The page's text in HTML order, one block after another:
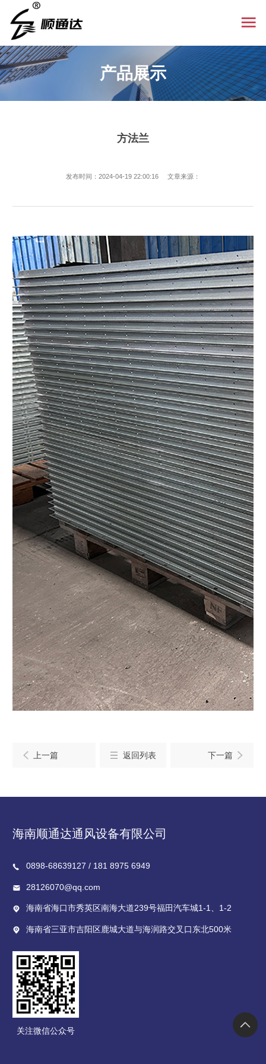
产品展示
方法兰
发布时间：2024-04-19 22:00:16 文章来源：
上一篇 返回列表 下一篇
海南顺通达通风设备有限公司
0898-68639127 / 181 8975 6949
28126070@qq.com
海南省海口市秀英区南海大道239号福田汽车城1-1、1-2
海南省三亚市吉阳区鹿城大道与海润路交叉口东北500米
关注微信公众号